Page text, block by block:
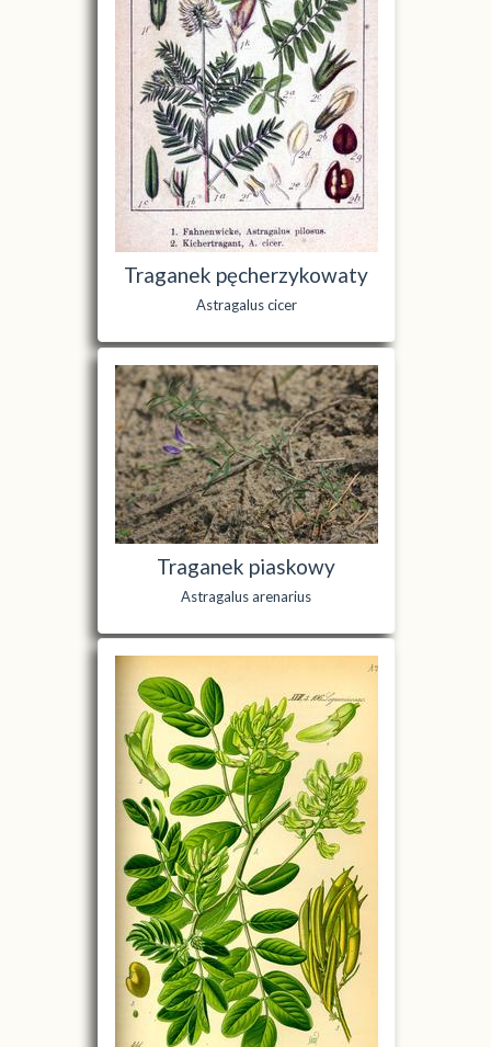
Traganek pęcherzykowaty
Astragalus cicer
Traganek piaskowy
Astragalus arenarius